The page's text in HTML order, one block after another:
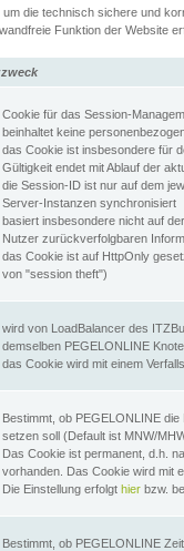
die technisch sichere und
Funktion der Website
Cookie für das Session-
beinhaltet keine
das Cookie ist insbesondere für
Gültigkeit endet mit Ablauf der
die Session-ID ist nur auf dem
Server-Instanzen synchronisiert
basiert insbesondere nicht auf
Nutzer zurückverfolgbaren
das Cookie ist auf HttpOnly
von "session theft")
wird von LoadBalancer des
demselben PEGELONLINE
das Cookie wird mit einem
Bestimmt, ob PEGELONLINE
setzen soll (Default ist MNW/
Das Cookie ist permanent, d.h.
vorhanden. Das Cookie wird mit
Die Einstellung erfolgt hier bzw.
Bestimmt, ob PEGELONLINE